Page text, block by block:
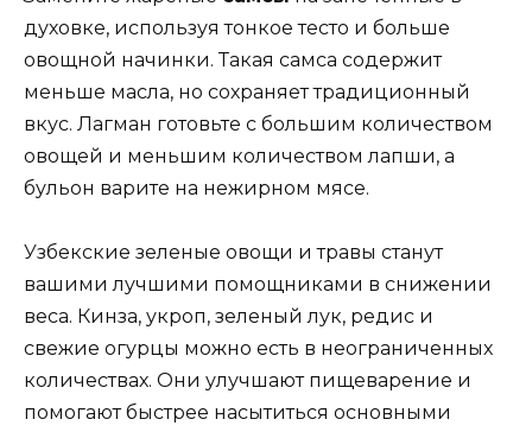
духовке, используя тонкое тесто и больше
овощной начинки. Такая самса содержит
меньше масла, но сохраняет традиционный
вкус. Лагман готовьте с большим количеством
овощей и меньшим количеством лапши, а
бульон варите на нежирном мясе.
Узбекские зеленые овощи и травы станут
вашими лучшими помощниками в снижении
веса. Кинза, укроп, зеленый лук, редис и
свежие огурцы можно есть в неограниченных
количествах. Они улучшают пищеварение и
помогают быстрее насытиться основными